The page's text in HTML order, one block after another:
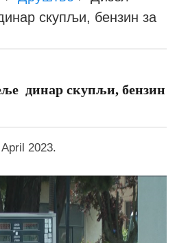
скупљи, бензин за
динар скупљи, бензин
2023.